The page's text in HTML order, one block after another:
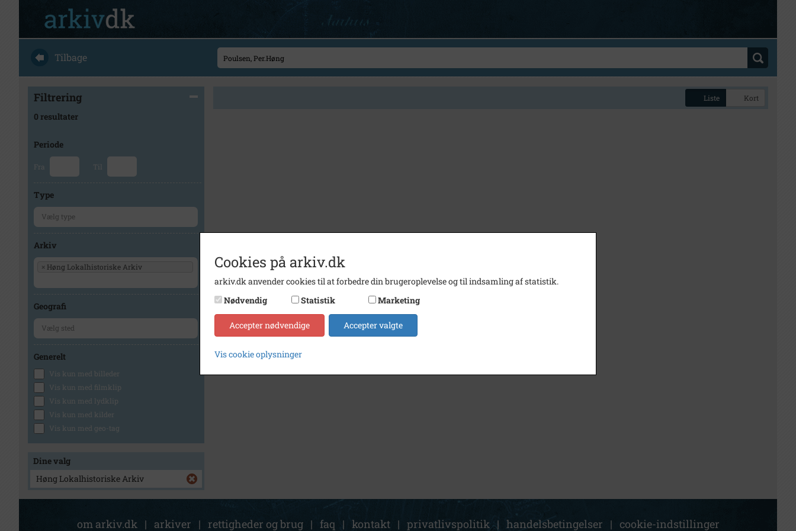
Tilbage
Filtrering
0 resultater
Periode
Fra Til
Type
Arkiv
× Høng Lokalhistoriske Arkiv
Geografi
Generelt
Vis kun med billeder
Vis kun med filmklip
Vis kun med lydklip
Vis kun med kilder
Vis kun med geo-tag
Dine valg
Høng Lokalhistoriske Arkiv
Liste Kort
om arkiv.dk | arkiver | rettigheder og brug | faq | kontakt | privatlivspolitik | handelsbetingelser | cookie-indstillinger
Cookies på arkiv.dk
arkiv.dk anvender cookies til at forbedre din brugeroplevelse og til indsamling af statistik.
Nødvendig
Statistik Marketing
Accepter nødvendige Accepter valgte
Vis cookie oplysninger